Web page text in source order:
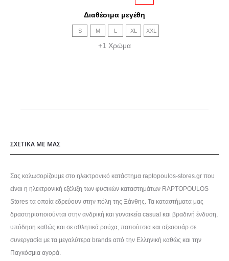
was:
72,90€.
τιμή
είναι:
66,00€.
Διαθέσιμα μεγέθη
S M L XL XXL
+1 Χρώμα
ΣΧΕΤΙΚΑ ΜΕ ΜΑΣ
Σας καλωσορίζουμε στο ηλεκτρονικό κατάστημα raptopoulos-stores.gr που
είναι η ηλεκτρονική εξέλιξη των φυσικών καταστημάτων RAPTOPOULOS
Stores τα οποία εδρεύουν στην πόλη της Ξάνθης. Τα καταστήματα μας
δραστηριοποιούνται στην ανδρική και γυναικεία casual και βραδινή ένδυση,
υπόδηση καθώς και σε αθλητικά ρούχα, παπούτσια και αξεσουάρ σε
συνεργασία με τα μεγαλύτερα brands από την Ελληνική καθώς και την
Παγκόσμια αγορά.